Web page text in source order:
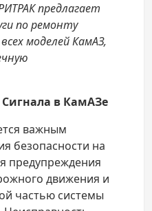
предлагает
по ремонту
моделей КамАЗ,
в КамАЗе
важным
безопасности на
предупреждения
движения и
частью системы